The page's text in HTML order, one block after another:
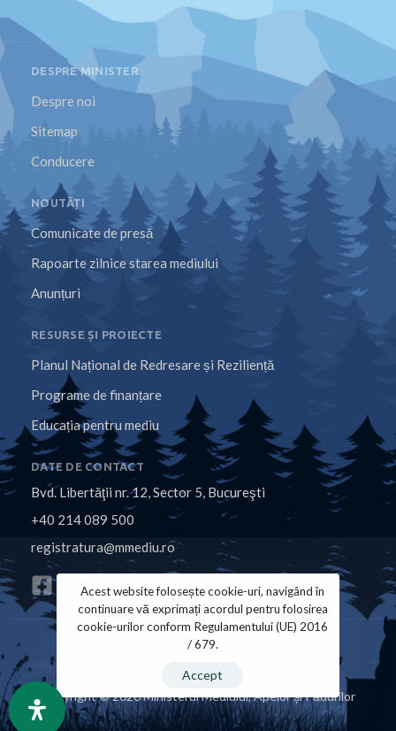
DESPRE MINISTER
Despre noi
Sitemap
Conducere
NOUTĂȚI
Comunicate de presă
Rapoarte zilnice starea mediului
Anunțuri
RESURSE ȘI PROIECTE
Planul Național de Redresare și Reziliență
Programe de finanțare
Educația pentru mediu
DATE DE CONTACT
Bvd. Libertăţii nr. 12, Sector 5, Bucureşti
+40 214 089 500
registratura@mmediu.ro
Copyright © 2026 Ministerul Mediului, Apelor și Pădurilor
Acest website folosește cookie-uri, navigând în
continuare vă exprimați acordul pentru folosirea
cookie-urilor conform Regulamentului (UE) 2016
/ 679.
Accept